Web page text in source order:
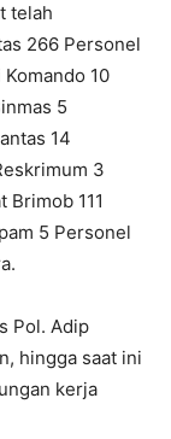
telah
266 Personel
10
5
14
3
Brimob 111
5 Personel
Pol. Adip
hingga saat ini
kerja